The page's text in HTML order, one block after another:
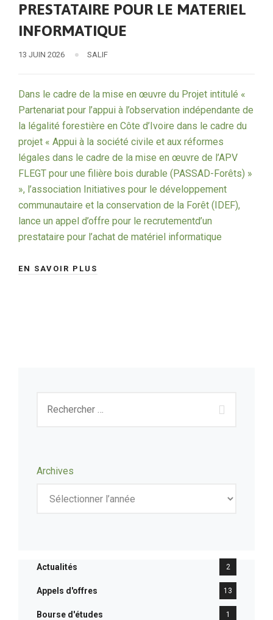
PRESTATAIRE POUR LE MATERIEL
INFORMATIQUE
13 JUIN 2026 SALIF
Dans le cadre de la mise en œuvre du Projet intitulé «
Partenariat pour l’appui à l’observation indépendante de
la légalité forestière en Côte d’Ivoire dans le cadre du
projet « Appui à la société civile et aux réformes
légales dans le cadre de la mise en œuvre de l’APV
FLEGT pour une filière bois durable (PASSAD-Forêts) »
», l’association Initiatives pour le développement
communautaire et la conservation de la Forêt (IDEF),
lance un appel d’offre pour le recrutementd’un
prestataire pour l’achat de matériel informatique
EN SAVOIR PLUS
Archives
Actualités 2
Appels d'offres 13
Bourse d'études 1